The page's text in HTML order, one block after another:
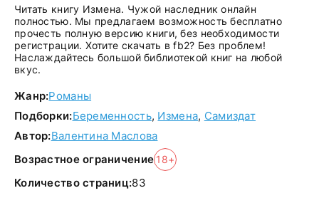
Читать книгу Измена. Чужой наследник онлайн
полностью. Мы предлагаем возможность бесплатно
прочесть полную версию книги, без необходимости
регистрации. Хотите скачать в fb2? Без проблем!
Наслаждайтесь большой библиотекой книг на любой
вкус.
Жанр:Романы
Подборки:Беременность, Измена, Самиздат
Автор:Валентина Маслова
Возрастное ограничение 18+
Количество страниц:83